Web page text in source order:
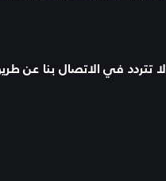
في الاتصال بنا عن